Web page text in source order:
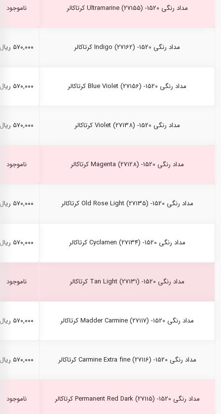
مداد رنگی Ultramarine (27155) -1520 کرتاکالر ناموجود
مداد رنگی Indigo (27162) -1520 کرتاکالر ۵۷۰,۰۰۰ ریال
مداد رنگی Blue Violet (27156) -1520 کرتاکالر ۵۷۰,۰۰۰ ریال
مداد رنگی Violet (27138) -1520 کرتاکالر ۵۷۰,۰۰۰ ریال
مداد رنگی Magenta (27128) -1520 کرتاکالر ناموجود
مداد رنگی Old Rose Light (27135) -1520 کرتاکالر ۵۷۰,۰۰۰ ریال
مداد رنگی Cyclamen (27134) -1520 کرتاکالر ۵۷۰,۰۰۰ ریال
مداد رنگی Tan Light (27131) -1520 کرتاکالر ناموجود
مداد رنگی Madder Carmine (27117) -1520 کرتاکالر ۵۷۰,۰۰۰ ریال
مداد رنگی Carmine Extra fine (27116) -1520 کرتاکالر ۵۷۰,۰۰۰ ریال
مداد رنگی Permanent Red Dark (27115) -1520 کرتاکالر ناموجود